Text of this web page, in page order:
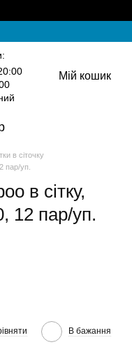
Мій кошик
в сіточку
пар/уп.
в сітку,
12 пар/уп.
В бажання